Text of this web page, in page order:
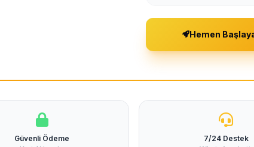
Hemen
Güvenli Ödeme
7/24 Destek